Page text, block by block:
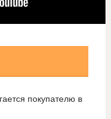
покупателю в